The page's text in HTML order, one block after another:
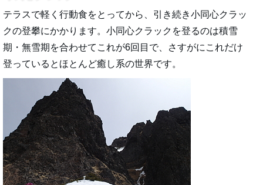
テラスで軽く行動食をとってから、引き続き小同心クラッ
クの登攀にかかります。小同心クラックを登るのは積雪
期・無雪期を合わせてこれが6回目で、さすがにこれだけ
登っているとほとんど癒し系の世界です。